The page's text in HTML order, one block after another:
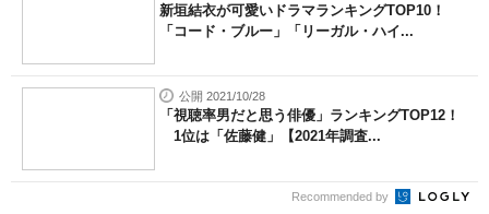
新垣結衣が可愛いドラマランキングTOP10！
「コード・ブルー」「リーガル・ハイ...
公開 2021/10/28
「視聴率男だと思う俳優」ランキングTOP12！
1位は「佐藤健」【2021年調査...
Recommended by